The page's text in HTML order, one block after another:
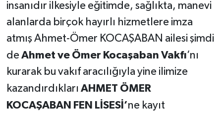
insanıdır ilkesiyle eğitimde, sağlıkta, manevi
alanlarda birçok hayırlı hizmetlere imza
atmış Ahmet-Ömer KOCAŞABAN ailesi şimdi
deAhmet ve Ömer Kocaşaban Vakfı’nı
kurarak bu vakıf aracılığıyla yine ilimize
kazandırdıkları AHMET ÖMER
KOCAŞABAN FEN LİSESİ’ne kayıt